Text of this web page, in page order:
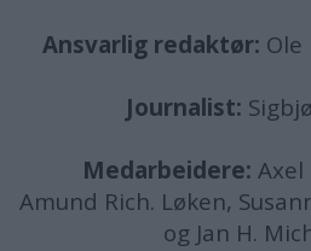
Ansvarlig redaktør: Ole
Journalist:
Medarbeidere: Axel
Amund Rich. Løken,
og Jan H.